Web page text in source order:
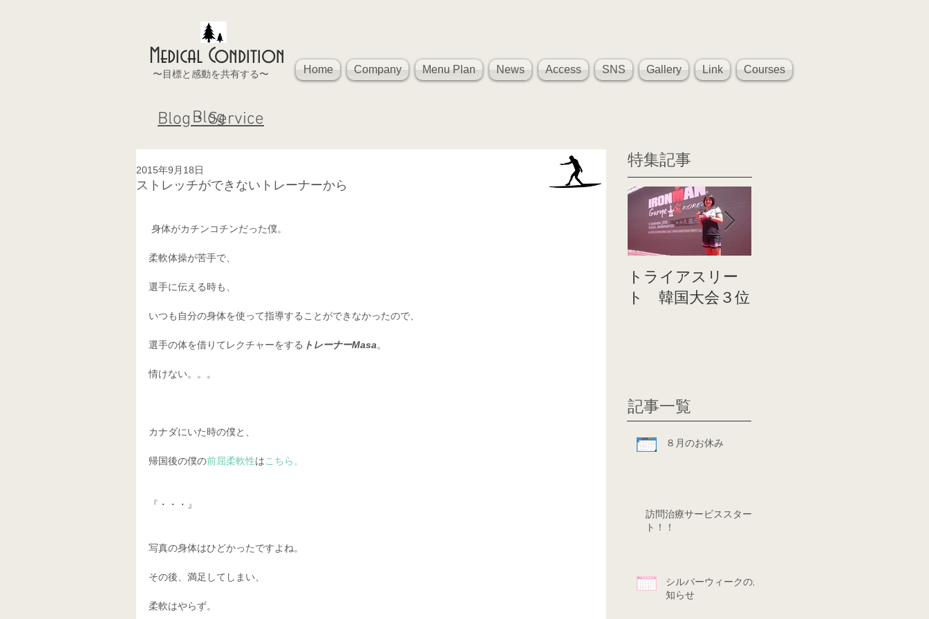
Medical Condition
〜目標と感動を共有する〜 Home Company Menu Plan News Access SNS Gallery Link Courses
Blog
Blog・Service
ストレッチができないトレーナーから
2015年9月18日
身体がカチンコチンだった僕。
柔軟体操が苦手で、
選手に伝える時も、
いつも自分の身体を使って指導することができなかったので、
選手の体を借りてレクチャーをする トレーナーMasa。
情けない。。。
カナダにいた時の僕と、
帰国後の僕の前屈柔軟性はこちら。
『・・・』
写真の身体はひどかったですよね。
その後、満足してしまい、
柔軟はやらず。
特集記事
トライアスリー
ト 韓国大会３位
記事一覧
８月のお休み
訪問治療サービススター
ト！！
シルバーウィークのお
知らせ